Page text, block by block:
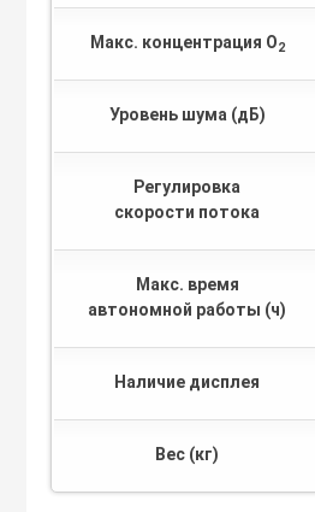
Макс. концентрация О2
Уровень шума (дБ)
Регулировка
скорости потока
Макс. время
автономной работы (ч)
Наличие дисплея
Вес (кг)